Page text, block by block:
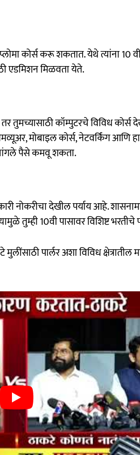
कोर्स करू शकतात. येथे त्यांना 10
एडमिशन मिळवता येते.
तुमच्यासाठी कॉम्पुटरचे विविध
मोबाइल कोर्स, नेटवर्किंग आणि
पैसे कमवू शकता.
नोकरीचा देखील पर्याय आहे.
तुम्ही 10वी पासावर विशिष्ट
मुलींसाठी पार्लर अशा विविध